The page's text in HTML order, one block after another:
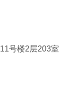
11号楼2层203室